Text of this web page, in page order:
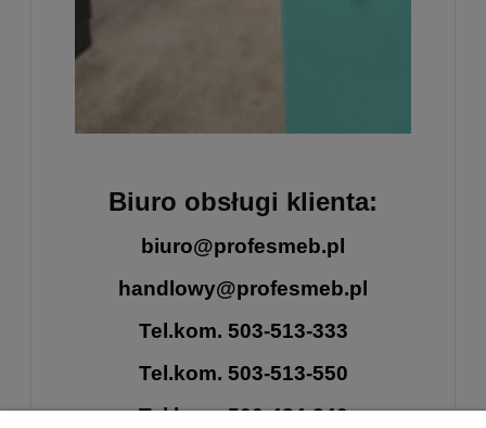
Biuro obsługi klienta:
biuro@profesmeb.pl
handlowy@profesmeb.pl
Tel.kom. 503-513-333
Tel.kom. 503-513-550
Tel.kom. 500-484-240